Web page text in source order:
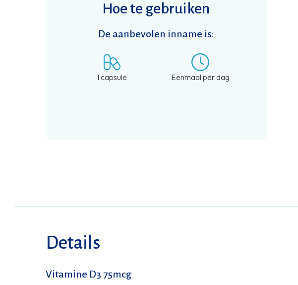
Hoe te gebruiken
De aanbevolen inname is:
1 capsule Eenmaal per dag
Details
Vitamine D3 75mcg